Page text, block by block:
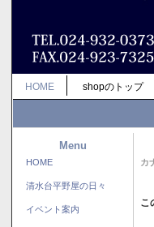
HOME shopのトップ
Menu
HOME
清水台平野屋の日々
イベント案内
カ
こ